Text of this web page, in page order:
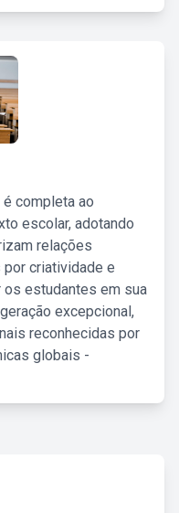
é completa ao
escolar, adotando
relações
criatividade e
os estudantes em sua
excepcional,
reconhecidas por
globais -